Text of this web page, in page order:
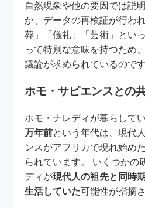
自然現象や他の要因では説
か、データの再検証が行わ
葬」「儀礼」「芸術」とい
って特別な意味を持つため
議論が求められているのです
ホモ・サピエンスとの
ホモ・ナレディが暮らして
万年前という年代は、現代
ンスがアフリカで現れ始め
られています。 いくつかの
ディが現代人の祖先と同時
生活していた可能性が指摘